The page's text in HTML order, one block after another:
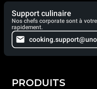
Support culinaire
Nos chefs corporate sont à
rapidement.
PRODUITS